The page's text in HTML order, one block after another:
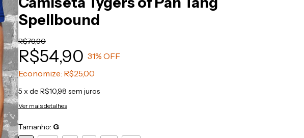
Spellbound
R$79,90
R$54,90 31% OFF
Economize: R$25,00
5 x de R$10,98 sem juros
Ver mais detalhes
Tamanho: G